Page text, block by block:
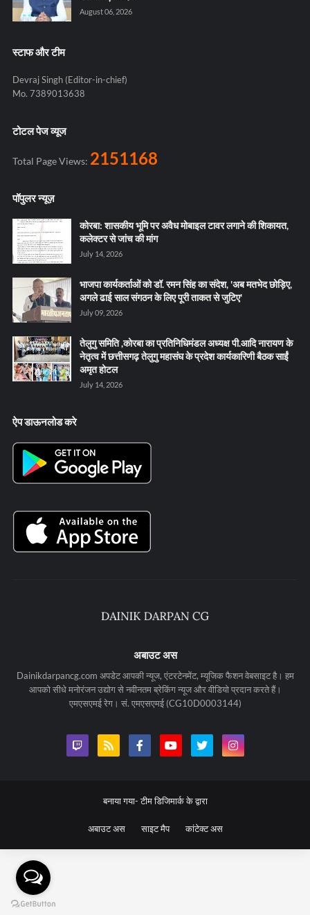
August 06, 2026
स्टाफ और टीम
Devraj Singh (Editor-in-chief)
Mo. 7389013638
टोटल पेज व्यूज
Total Page Views: 2151168
पॉपुलर न्यूज़
कोरबा: शासकीय भूमि पर अवैध मोबाइल टावर लगाने की शिकायत,
कलेक्टर से जांच की मांग
July 14, 2026
भाजपा कार्यकर्ताओं को डॉ. रमन सिंह का संदेश, 'अब मतभेद छोड़िए,
अगले ढाई साल संगठन के लिए पूरी ताकत से जुटिए'
July 09, 2026
तेलुगु समिति ,कोरबा का प्रतिनिधिमंडल अध्यक्ष पी.आदि नारायण के
नेतृत्व में छत्तीसगढ़ तेलुगु महासंघ के प्रदेश कार्यकारिणी बैठक साईं
अमृत होटल
July 14, 2026
ऐप डाऊनलोड करे
अबाउट अस
Dainikdarpancg.com अपडेट आपकी न्यूज, एंटरटेनमेंट, म्यूजिक फैशन वेबसाइट है। हम
आपको सीधे मनोरंजन उद्योग से नवीनतम ब्रेकिंग न्यूज और वीडियो प्रदान करते हैं।
एमएसएमई रेग। सं. एमएसएमई (CG10D0003144)
बनाया गया-टीम डिजिमार्क के द्वारा
अबाउट अस साइट मैप कांटेक्ट अस